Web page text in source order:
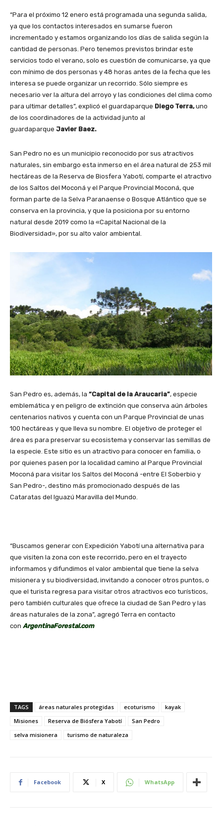
“Para el próximo 12 enero está programada una segunda salida,
ya que los contactos interesados en sumarse fueron
incrementado y estamos organizando los días de salida según la
cantidad de personas. Pero tenemos previstos brindar este
servicios todo el verano, solo es cuestión de comunicarse, ya que
con mínimo de dos personas y 48 horas antes de la fecha que les
interesa se puede organizar un recorrido. Sólo siempre es
necesario ver la altura del arroyo y las condiciones del clima como
para ultimar detalles”, explicó el guardaparque Diego Terra,uno
de los coordinadores de la actividad junto al
guardaparque Javier Baez.
San Pedro no es un municipio reconocido por sus atractivos
naturales, sin embargo esta inmerso en el área natural de 253 mil
hectáreas de la Reserva de Biosfera Yabotí, comparte el atractivo
de los Saltos del Moconá y el Parque Provincial Moconá, que
forman parte de la Selva Paranaense o Bosque Atlántico que se
conserva en la provincia, y que la posiciona por su entorno
natural desde 2019 como la «Capital Nacional de la
Biodiversidad», por su alto valor ambiental.
San Pedro es, además, la “Capital de la Araucaria”, especie
emblemática y en peligro de extinción que conserva aún árboles
centenarios nativos y cuenta con un Parque Provincial de unas
100 hectáreas y que lleva su nombre. El objetivo de proteger el
área es para preservar su ecosistema y conservar las semillas de
la especie. Este sitio es un atractivo para conocer en familia, o
por quienes pasen por la localidad camino al Parque Provincial
Moconá para visitar los Saltos del Moconá -entre El Soberbio y
San Pedro-, destino más promocionado después de las
Cataratas del Iguazú Maravilla del Mundo.
“Buscamos generar con Expedición Yabotí una alternativa para
que visiten la zona con este recorrido, pero en el trayecto
informamos y difundimos el valor ambiental que tiene la selva
misionera y su biodiversidad, invitando a conocer otros puntos, o
que el turista regresa para visitar otros atractivos eco turísticos,
pero también culturales que ofrece la ciudad de San Pedro y las
áreas naturales de la zona”, agregó Terra en contacto
con ArgentinaForestal.com
TAGS áreas naturales protegidas ecoturismo
kayak
Misiones
Reserva de Biósfera Yabotí
San Pedro
selva misionera
turismo de naturaleza
Facebook X WhatsApp